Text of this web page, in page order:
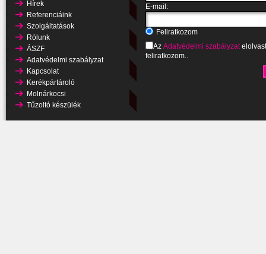
Hírek
Referenciáink
Szolgáltatások
Rólunk
ÁSZF
Adatvédelmi szabályzat
Kapcsolat
Kerékpártároló
Molnárkocsi
Tűzoltó készülék
E-mail:
Feliratkozom
Az Adatvédelmi szabályzat
feliratkozom..